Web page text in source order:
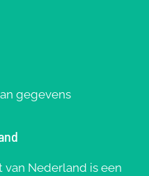
gegevens
Nederland is een